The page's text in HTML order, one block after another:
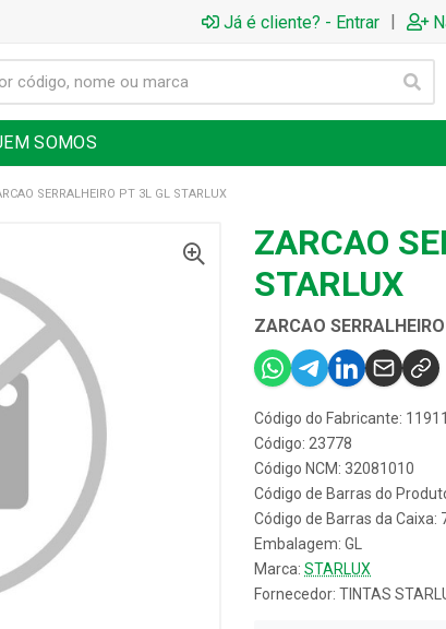
Já é cliente? - Entrar |
SOMOS
SERRALHEIRO PT 3L GL STARLUX
ZARCAO
STARLUX
ZARCAO
Código do Fabricante: 11911
Código: 23778
Código NCM: 32081010
Código de Barras do
Código de Barras da Caixa:
Embalagem: GL
Marca: STARLUX
Fornecedor: TINTAS